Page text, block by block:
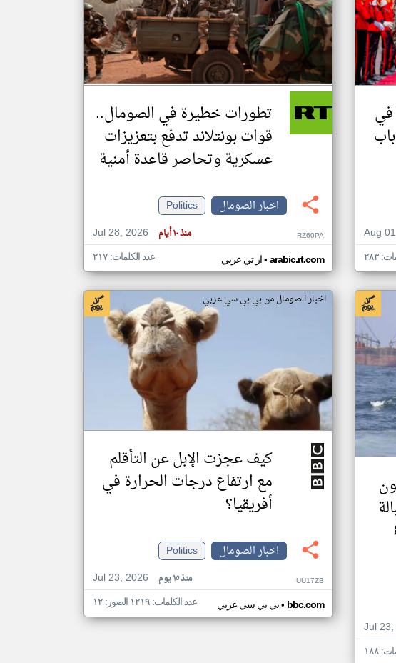
تغيير الدولة
مصادر الأخبار من الصومال
اخبار الصومال على مدار الساعة
أهم اخبار الصومال العاجلة والمباشرة
في
Aug
٢٨٣
تطورات خطيرة في الصومال..
قوات بونتلاند تدفع بتعزيزات
عسكرية وتحاصر قاعدة أمنية
اخبار الصومال
Politics
Jul 28, 2026
منذ ١٠ أيام RZ60PA
ار تي عربي• arabic.rt.com عدد الكلمات: ٢١٧
8
Jul
١٨٨
اخبار الصومال من بي بي سي عربي
كيف عجزت الإبل عن التأقلم
مع ارتفاع درجات الحرارة في
أفريقيا؟
اخبار الصومال
Politics
Jul 23, 2026
منذ ١٥ يوم UU17ZB
بي بي سي عربي• bbc.com عدد الكلمات: ١٢١٩ الصور: ١٢
klyoum.com